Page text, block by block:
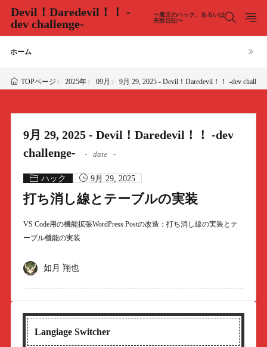
Devil！Daredevil！！ -
dev challenge-
〜魔王のハック、あるいは
失敗日記〜
ホーム
TOPページ 2025年 09月 9月 29, 2025 - Devil！Daredevil！！ -dev
9月 29, 2025 - Devil！Daredevil！！ -dev
challenge-
date
ハック 9月 29, 2025
打ち消し線とテーブルの実装
VS Code用の機能拡張WordPress Postの改造：打ち消し線の実装とテ
ーブル機能の実装
如月 翔也
Langiage Switcher